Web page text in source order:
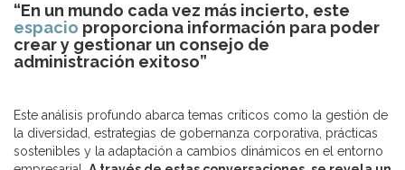
“En un mundo cada vez más incierto, este
espacio proporciona información para poder
crear y gestionar un consejo de
administración exitoso”
Este análisis profundo abarca temas críticos como la gestión de
la diversidad, estrategias de gobernanza corporativa, prácticas
sostenibles y la adaptación a cambios dinámicos en el entorno